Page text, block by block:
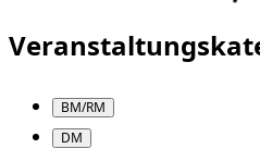
BM/RM
DM